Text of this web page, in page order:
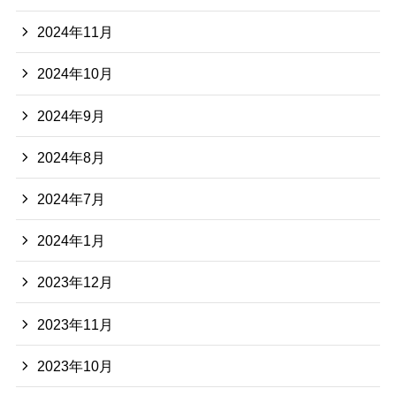
2024年11月
2024年10月
2024年9月
2024年8月
2024年7月
2024年1月
2023年12月
2023年11月
2023年10月